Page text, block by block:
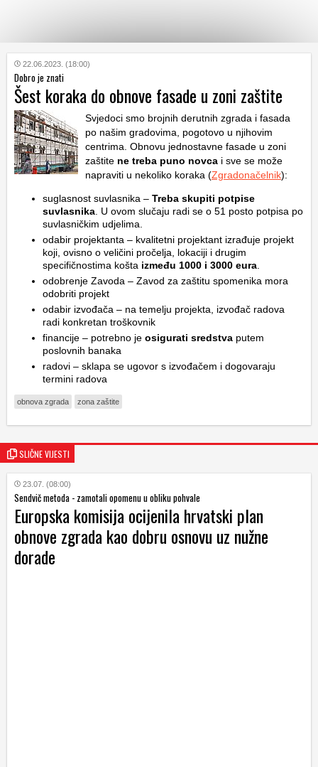
KATEGORIJE
HRVATSKI
WEB
22.06.2023. (18:00)
Dobro je znati
Šest koraka do obnove fasade u zoni zaštite
Svjedoci smo brojnih derutnih zgrada i fasada
po našim gradovima, pogotovo u njihovim
centrima. Obnovu jednostavne fasade u zoni
zaštite ne treba puno novca i sve se može
napraviti u nekoliko koraka (Zgradonačelnik):
suglasnost suvlasnika – Treba skupiti potpise
suvlasnika . U ovom slučaju radi se o 51 posto potpisa po
suvlasničkim udjelima.
odabir projektanta – kvalitetni projektant izrađuje projekt
koji, ovisno o veličini pročelja, lokaciji i drugim
specifičnostima košta između 1000 i 3000 eura
odobrenje Zavoda – Zavod za zaštitu spomenika mora
odobriti projekt
odabir izvođača – na temelju projekta, izvođač radova
radi konkretan troškovnik
financije – potrebno je osigurati sredstva putem
poslovnih banaka
radovi – sklapa se ugovor s izvođačem i dogovaraju
termini radova
obnova zgrada zona zaštite
SLIČNE VIJESTI
23.07. (08:00)
Sendvič metoda - zamotali opomenu u obliku pohvale
Europska komisija ocijenila hrvatski plan
obnove zgrada kao dobru osnovu uz nužne
dorade